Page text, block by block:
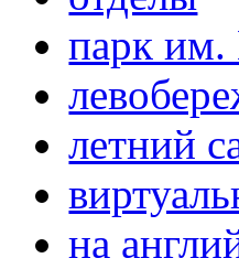
парк им.
летний
на